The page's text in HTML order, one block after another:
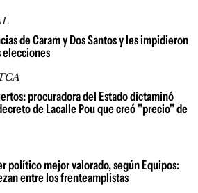
de Caram y Dos Santos y les impidieron
elecciones
procuradora del Estado dictaminó
de Lacalle Pou que creó "precio" de
político mejor valorado, según Equipos:
entre los frenteamplistas